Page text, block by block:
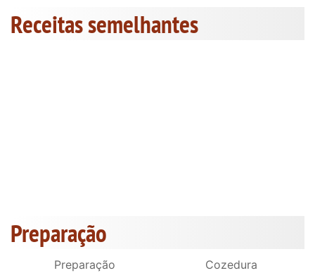
Receitas semelhantes
Preparação
Preparação
Cozedura